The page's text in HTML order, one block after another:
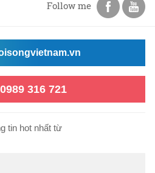
Follow me
316 721
tin hot nhất từ